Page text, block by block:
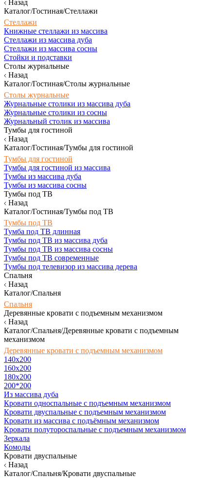
Назад
Каталог/Гостиная/Стеллажи
Стеллажи
Книжные стеллажи из массива
Стеллажи из массива дуба
Стеллажи из массива сосны
Стойки и подставки
Столы журнальные
Назад
Каталог/Гостиная/Столы журнальные
Столы журнальные
Журнальные столики из массива дуба
Журнальные столики из сосны
Журнальный столик из массива
Тумбы для гостиной
Назад
Каталог/Гостиная/Тумбы для гостиной
Тумбы для гостиной
Тумбы для гостиной из массива
Тумбы из массива дуба
Тумбы из массива сосны
Тумбы под ТВ
Назад
Каталог/Гостиная/Тумбы под ТВ
Тумбы под ТВ
Тумба под ТВ длинная
Тумбы под ТВ из массива дуба
Тумбы под ТВ из массива сосны
Тумбы под ТВ современные
Тумбы под телевизор из массива дерева
Спальня
Назад
Каталог/Спальня
Спальня
Деревянные кровати с подъемным механизмом
Назад
Каталог/Спальня/Деревянные кровати с подъемным
механизмом
Деревянные кровати с подъемным механизмом
140x200
160х200
180х200
200*200
Из массива дуба
Кровати односпальные с подъемным механизмом
Кровати двуспальные с подъемным механизмом
Кровати из массива с подъёмным механизмом
Кровати полутороспальные с подъемным механизмом
Зеркала
Комоды
Кровати двуспальные
Назад
Каталог/Спальня/Кровати двуспальные